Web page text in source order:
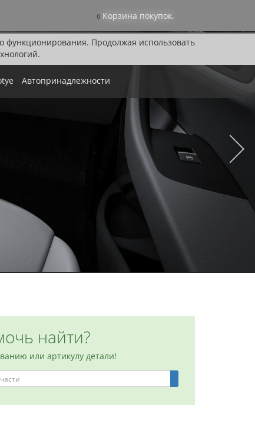
функционирования. Продолжая использовать
0 Корзина покупок.
Автопринадлежности
найти?
или артикулу детали!